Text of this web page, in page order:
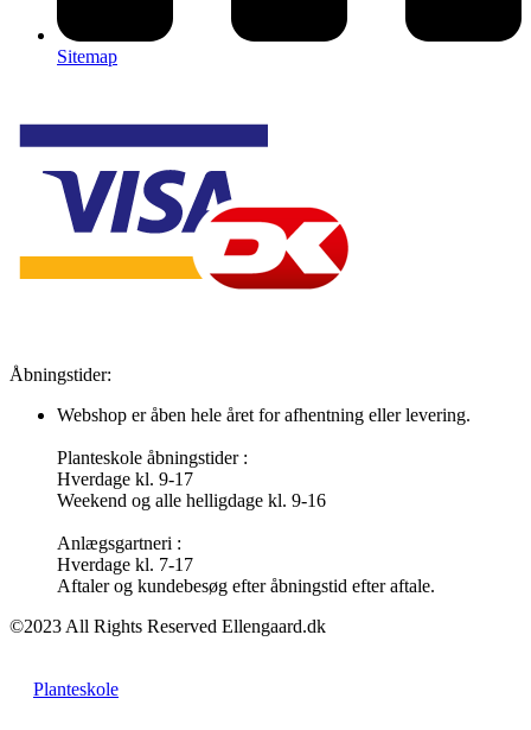
Sitemap
Åbningstider:
Webshop er åben hele året for afhentning eller levering.
Planteskole åbningstider :
Hverdage kl. 9-17
Weekend og alle helligdage kl. 9-16
Anlægsgartneri :
Hverdage kl. 7-17
Aftaler og kundebesøg efter åbningstid efter aftale.
©2023 All Rights Reserved Ellengaard.dk
Planteskole